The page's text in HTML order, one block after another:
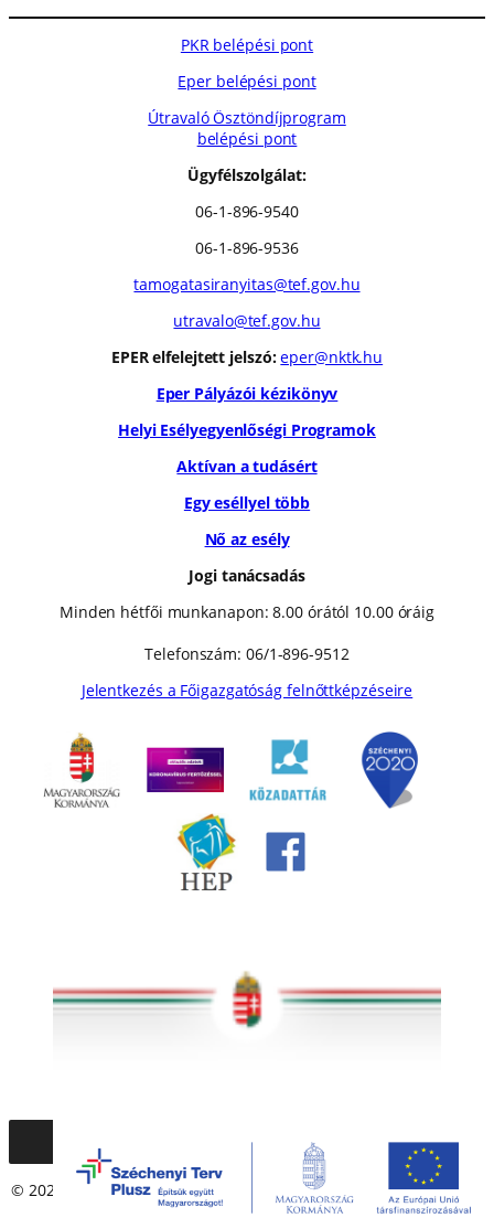
PKR belépési pont
Eper belépési pont
Útravaló Ösztöndíjprogram
belépési pont
Ügyfélszolgálat:
06-1-896-9540
06-1-896-9536
tamogatasiranyitas@tef.gov.hu
utravalo@tef.gov.hu
EPER elfelejtett jelszó: eper@nktk.hu
Eper Pályázói kézikönyv
Helyi Esélyegyenlőségi Programok
Aktívan a tudásért
Egy eséllyel több
Nő az esély
Jogi tanácsadás
Minden hétfői munkanapon: 8.00 órától 10.00 óráig
Telefonszám: 06/1-896-9512
Jelentkezés a Főigazgatóság felnőttképzéseire
© 2020 – 2021 Társadalmi Esélyteremtési Főigazgatóság. Minden
jog fenntartva.